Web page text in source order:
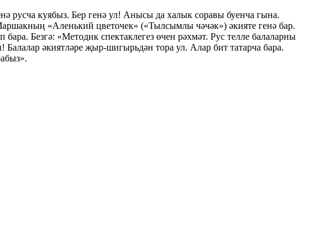
русча куябыз. Бер генә ул! Анысы да халык соравы буенча гына.
«Аленький цветочек» («Тылсымлы чәчәк») әкияте генә бар.
Безгә: «Методик спектаклегез өчен рәхмәт. Рус телле балаларны
Балалар әкиятләре җыр-шигырьдән тора ул. Алар бит татарча бара.